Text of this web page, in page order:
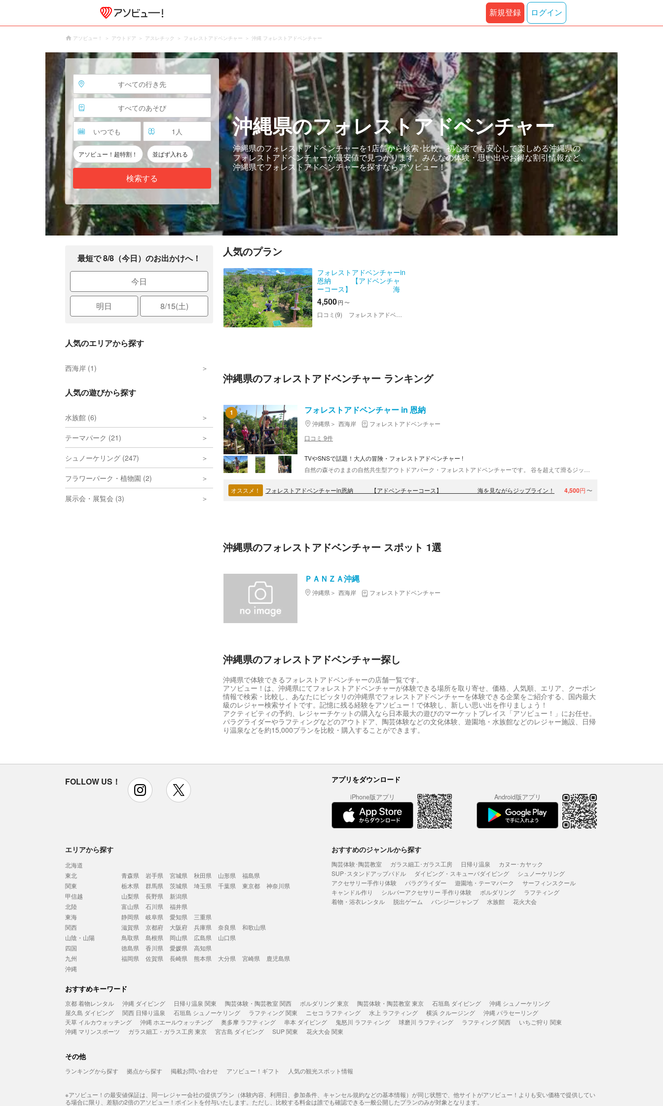
新規登録 ログイン
アソビュー！ アウトドア アスレチック フォレストアドベンチャー 沖縄 フォレストアドベンチャー
すべての行き先
すべてのあそび
いつでも 1 人
アソビュー！超特割！ 並ばず入れる
検索する
沖縄県のフォレストアドベンチャー
沖縄県のフォレストアドベンチャーを1店舗から検索･比較。初心者でも安心して楽しめる沖縄県の
フォレストアドベンチャーが最安値で見つかります。みんなの体験・思い出やお得な割引情報など、
沖縄県でフォレストアドベンチャーを探すならアソビュー！
最短で 8/8（今日）のお出かけへ！
今日
明日 8/15(土)
人気のエリアから探す
西海岸 (1)
人気の遊びから探す
水族館 (6)
テーマパーク (21)
シュノーケリング (247)
フラワーパーク・植物園 (2)
展示会・展覧会 (3)
人気のプラン
フォレストアドベンチャーin
恩納 【アドベンチャ
ーコース】 海
を見ながらジップライン！
4,500円 〜
口コミ(9) フォレストアドベンチャー in 恩納
沖縄県のフォレストアドベンチャー ランキング
1 フォレストアドベンチャー in 恩納
沖縄県 西海岸
フォレストアドベンチャー
口コミ 9件
TVやSNSで話題！大人の冒険・フォレストアドベンチャー !
オススメ！ フォレストアドベンチャーin恩納 【アドベンチャーコース】 海を見ながらジップライン！ 4,500円 〜
沖縄県のフォレストアドベンチャー スポット 1選
ＰＡＮＺＡ沖縄
沖縄県 西海岸 フォレストアドベンチャー
沖縄県のフォレストアドベンチャー探し
沖縄県で体験できるフォレストアドベンチャーの店舗一覧です。
アソビュー！は、沖縄県にてフォレストアドベンチャーが体験できる場所を取り寄せ、価格、人気順、エリア、クーポン
情報で検索・比較し、あなたにピッタリの沖縄県でフォレストアドベンチャーを体験できる企業をご紹介する、国内最大
級のレジャー検索サイトです。記憶に残る経験をアソビュー！で体験し、新しい思い出を作りましょう！
アクティビティの予約、レジャーチケットの購入なら日本最大の遊びのマーケットプレイス「アソビュー！」にお任せ。
パラグライダーやラフティングなどのアウトドア、陶芸体験などの文化体験、遊園地・水族館などのレジャー施設、日帰
り温泉などを約15,000プランを比較・購入することができます。
FOLLOW US！ instagram アプリをダウンロード
iPhone版アプリ Android版アプリ
エリアから探す
北海道
東北
青森県 岩手県 宮城県 秋田県 山形県
福島県
関東
栃木県 群馬県 茨城県 埼玉県 千葉県 東京都
神奈川県
甲信越
山梨県 長野県
新潟県
北陸
富山県 石川県
福井県
東海
静岡県 岐阜県 愛知県
三重県
関西
滋賀県 京都府 大阪府 兵庫県 奈良県
和歌山県
山陰・山陽
鳥取県 島根県 岡山県 広島県
山口県
四国
徳島県 香川県 愛媛県
高知県
九州
福岡県 佐賀県 長崎県 熊本県 大分県 宮崎県
鹿児島県
沖縄
おすすめのジャンルから探す
陶芸体験･陶芸教室 ガラス細工･ガラス工房 日帰り温泉
カヌー･カヤック
SUP･スタンドアップパドル
ダイビング・スキューバダイビング
シュノーケリング
アクセサリー手作り体験
パラグライダー 遊園地・テーマパーク
サーフィンスクール
キャンドル作り
シルバーアクセサリー 手作り体験 ボルダリング
ラフティング
着物・浴衣レンタル
脱出ゲーム バンジージャンプ 水族館 花火大会
おすすめキーワード
京都 着物レンタル 沖縄 ダイビング 日帰り温泉 関東 陶芸体験・陶芸教室 関西 ボルダリング 東京 陶芸体験・陶芸教室 東京 石垣島 ダイビング
沖縄 シュノーケリング
屋久島 ダイビング
関西 日帰り温泉 石垣島 シュノーケリング ラフティング 関東 ニセコ ラフティング 水上 ラフティング 横浜 クルージング
沖縄 パラセーリング
天草 イルカウォッチング
沖縄 ホエールウォッチング 奥多摩 ラフティング 串本 ダイビング 鬼怒川 ラフティング 球磨川 ラフティング ラフティング 関西
いちご狩り 関東
沖縄 マリンスポーツ
ガラス細工・ガラス工房 東京 宮古島 ダイビング SUP 関東 花火大会 関東
その他
ランキングから探す 拠点から探す 掲載お問い合わせ アソビュー！ギフト 人気の観光スポット情報
※アソビュー！の最安値保証は、同一レジャー会社の提供プラン（体験内容、利用日、参加条件、キャンセル規約などの基本情報）が同じ状態で、他サイトがアソビュー！よりも安い価格で提供してい
る場合に限り、差額の2倍のアソビュー！ポイントを付与いたします。ただし、比較する料金は誰でも確認できる一般公開したプランのみが対象となります。